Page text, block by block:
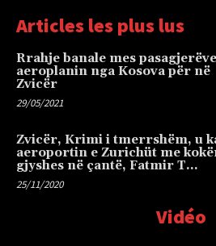
Articles les plus lus
Rrahje banale mes
aeroplanin nga Kosova për në
Zvicër
29/05/2021
Zvicër, Krimi i tmerrshëm, u
aeroportin e Zurichüt me
gjyshes në çantë, Fatmir T…
25/11/2020
Vidéo